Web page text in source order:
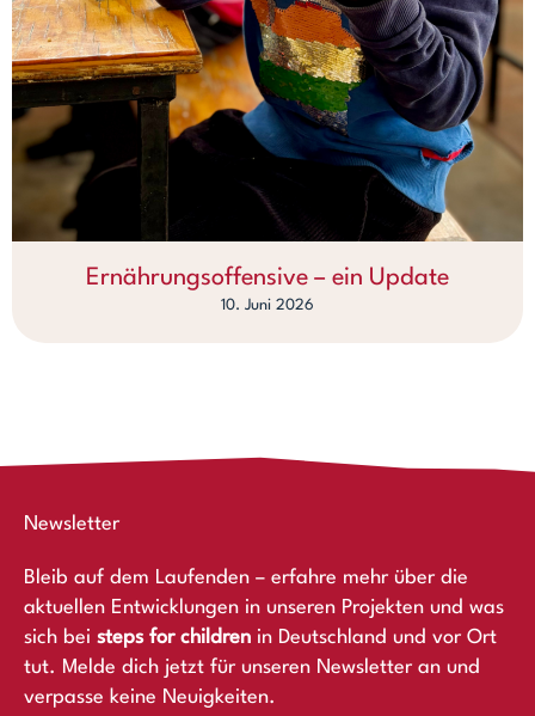
Ernährungsoffensive – ein Update
10. Juni 2026
Newsletter
Bleib auf dem Laufenden – erfahre mehr über die
aktuellen Entwicklungen in unseren Projekten und was
sich bei steps for children in Deutschland und vor Ort
tut. Melde dich jetzt für unseren Newsletter an und
verpasse keine Neuigkeiten.